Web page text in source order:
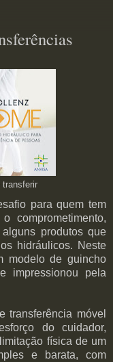
transferir
para quem tem
comprometimento,
produtos que
hidráulicos. Neste
modelo de guincho
impressionou pela
transferência móvel
do cuidador,
física de um
e barata, com